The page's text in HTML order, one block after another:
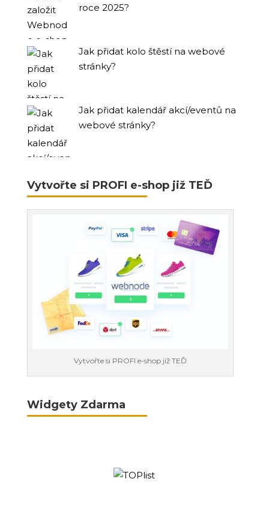
roce 2025?
Jak přidat kolo štěstí na webové
stránky?
Jak přidat kalendář akcí/eventů na
webové stránky?
Vytvořte si PROFI e-shop již TEĎ
Vytvořte si PROFI e-shop již TEĎ
Widgety Zdarma